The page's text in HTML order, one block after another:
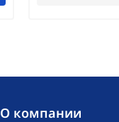
O компании